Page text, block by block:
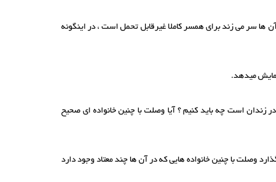
ها سر می زند برای همسر کاملا غیرقابل تحمل است ، در اینگونه
زندان است چه باید کنیم ؟ آیا وصلت با چنین خانواده ای صحیح
وصلت با چنین خانواده هایی که در آن ها چند معتاد وجود دارد